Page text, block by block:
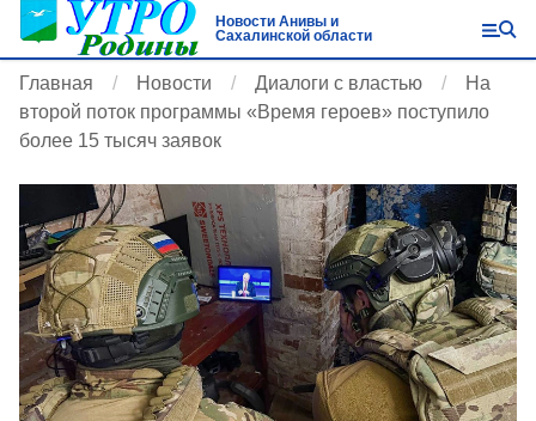
Новости Анивы и
Сахалинской области
Главная Новости Диалоги с властью
На
второй поток программы «Время героев» поступило
более 15 тысяч заявок